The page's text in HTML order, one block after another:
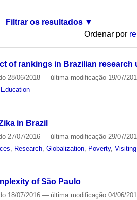
Filtrar os resultados
Ordenar por
of rankings in Brazilian research
28/06/2018— última modificação 19/07/
Education
in Brazil
27/07/2016— última modificação 29/07/
Research ,Globalization Poverty,
of São Paulo
18/07/2016— última modificação 04/06/